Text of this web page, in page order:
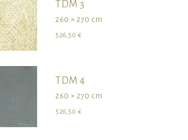
TDM 3
260 × 270 cm
526,50 €
TDM 4
260 × 270 cm
526,50 €